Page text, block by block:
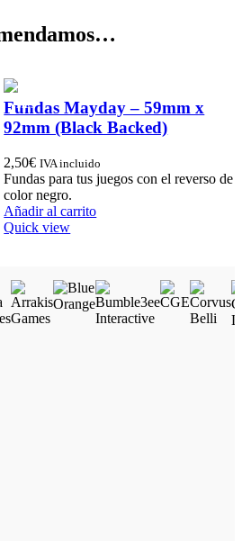
Fundas Mayday – 59mm x
92mm (Black Backed)
2,50€ IVA incluido
Fundas para tus juegos con el reverso de
color negro.
Añadir al carrito
Quick view